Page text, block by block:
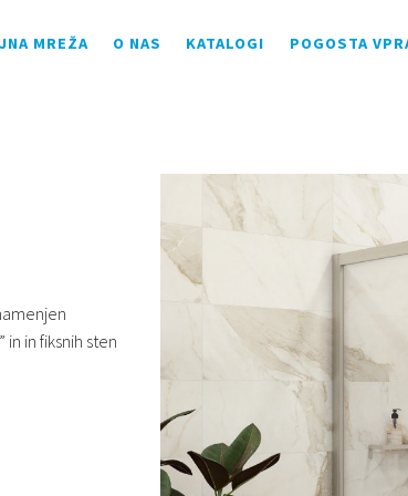
MREŽA O NAS KATALOGI POGOSTA
in fiksnih sten